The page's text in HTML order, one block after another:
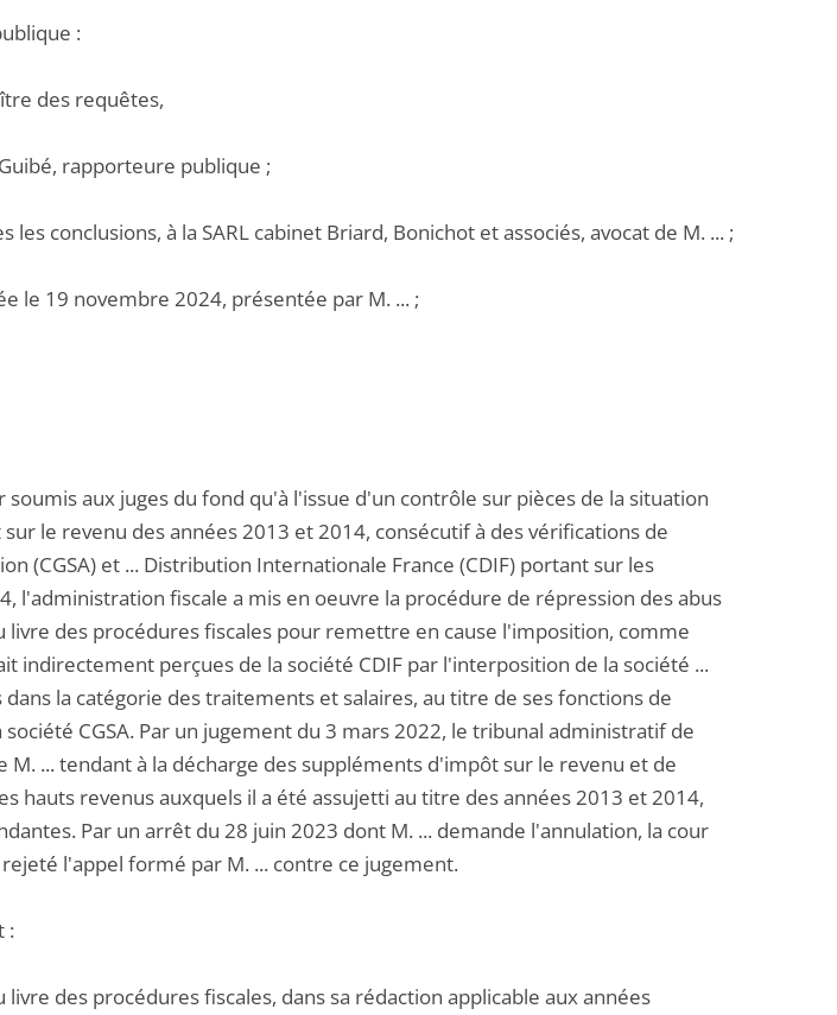
:
des requêtes,
rapporteure publique ;
conclusions, à la SARL cabinet Briard, Bonichot et associés, avocat de M. ... ;
le 19 novembre 2024, présentée par M. ... ;
soumis aux juges du fond qu'à l'issue d'un contrôle sur pièces de la situation
le revenu des années 2013 et 2014, consécutif à des vérifications de
(CGSA) et ... Distribution Internationale France (CDIF) portant sur les
l'administration fiscale a mis en oeuvre la procédure de répression des abus
livre des procédures fiscales pour remettre en cause l'imposition, comme
indirectement perçues de la société CDIF par l'interposition de la société ...
la catégorie des traitements et salaires, au titre de ses fonctions de
CGSA. Par un jugement du 3 mars 2022, le tribunal administratif de
... tendant à la décharge des suppléments d'impôt sur le revenu et de
hauts revenus auxquels il a été assujetti au titre des années 2013 et 2014,
Par un arrêt du 28 juin 2023 dont M. ... demande l'annulation, la cour
l'appel formé par M. ... contre ce jugement.
:
des procédures fiscales, dans sa rédaction applicable aux années